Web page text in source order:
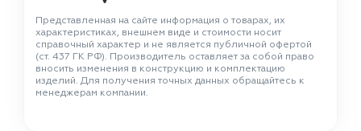
Представленная на сайте информация о товарах, их
характеристиках, внешнем виде и стоимости носит
справочный характер и не является публичной офертой
(ст. 437 ГК РФ). Производитель оставляет за собой право
вносить изменения в конструкцию и комплектацию
изделий. Для получения точных данных обращайтесь к
менеджерам компании.